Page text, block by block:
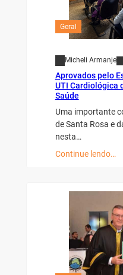
Geral
Micheli Armanje
Aprovados pelo
UTI Cardiológica
Saúde
Uma importante
de Santa Rosa e
nesta…
Continue lendo…